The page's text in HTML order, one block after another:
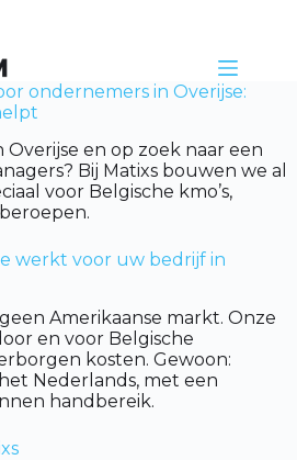
ondernemers in Overijse:
en op zoek naar een
Bij Matixs bouwen we al
voor Belgische kmo’s,
werkt voor uw bedrijf in
Amerikaanse markt. Onze
en voor Belgische
kosten. Gewoon:
Nederlands, met een
handbereik.